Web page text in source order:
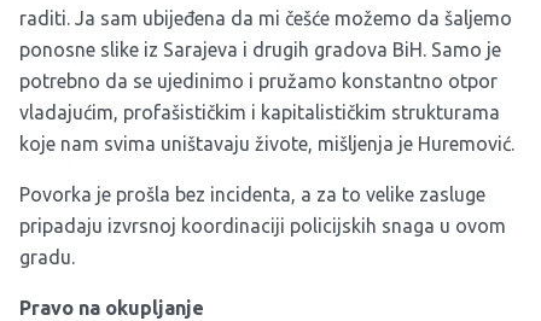
raditi. Ja sam ubijeđena da mi češće možemo da šaljemo
ponosne slike iz Sarajeva i drugih gradova BiH. Samo je
potrebno da se ujedinimo i pružamo konstantno otpor
vladajućim, profašističkim i kapitalističkim strukturama
koje nam svima uništavaju živote, mišljenja je Huremović.
Povorka je prošla bez incidenta, a za to velike zasluge
pripadaju izvrsnoj koordinaciji policijskih snaga u ovom
gradu.
Pravo na okupljanje